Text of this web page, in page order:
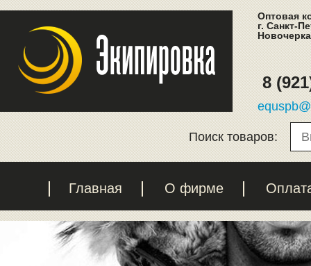
Оптовая
г. Санкт-
8
Поиск товаров:
Главная О фирме